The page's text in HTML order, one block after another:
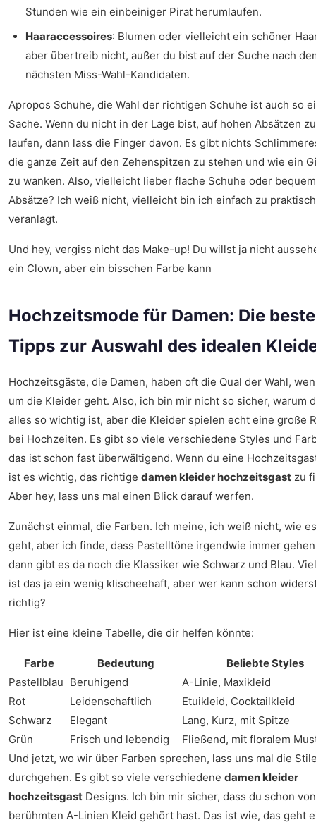
Stunden wie ein einbeiniger Pirat herumlaufen.
Haaraccessoires: Blumen oder vielleicht ein schöner
aber übertreib nicht, außer du bist auf der Suche nach
nächsten Miss-Wahl-Kandidaten.
Apropos Schuhe, die Wahl der richtigen Schuhe ist auch so
Sache. Wenn du nicht in der Lage bist, auf hohen Absätzen zu
laufen, dann lass die Finger davon. Es gibt nichts
die ganze Zeit auf den Zehenspitzen zu stehen und wie ein
zu wanken. Also, vielleicht lieber flache Schuhe oder
Absätze? Ich weiß nicht, vielleicht bin ich einfach zu praktisch
veranlagt.
Und hey, vergiss nicht das Make-up! Du willst ja nicht
ein Clown, aber ein bisschen Farbe kann
Hochzeitsmode für Damen: Die
Tipps zur Auswahl des idealen
Hochzeitsgäste, die Damen, haben oft die Qual der Wahl,
um die Kleider geht. Also, ich bin mir nicht so sicher, warum
alles so wichtig ist, aber die Kleider spielen echt eine große
bei Hochzeiten. Es gibt so viele verschiedene Styles und
das ist schon fast überwältigend. Wenn du eine
ist es wichtig, das richtige damen kleider hochzeitsgast zu
Aber hey, lass uns mal einen Blick darauf werfen.
Zunächst einmal, die Farben. Ich meine, ich weiß nicht, wie
geht, aber ich finde, dass Pastelltöne irgendwie immer
dann gibt es da noch die Klassiker wie Schwarz und Blau.
ist das ja ein wenig klischeehaft, aber wer kann schon
richtig?
Hier ist eine kleine Tabelle, die dir helfen könnte:
Farbe Bedeutung
Beliebte Styles
Pastellblau Beruhigend
A-Linie, Maxikleid
Rot
Leidenschaftlich
Etuikleid, Cocktailkleid
Schwarz
Elegant
Lang, Kurz, mit Spitze
Grün
Frisch und lebendig
Fließend, mit floralem
Und jetzt, wo wir über Farben sprechen, lass uns mal die
durchgehen. Es gibt so viele verschiedene damen kleider
hochzeitsgast Designs. Ich bin mir sicher, dass du schon
berühmten A-Linien Kleid gehört hast. Das ist wie, das geht